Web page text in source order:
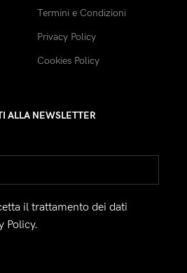
Termini e Condizioni
Privacy Policy
Cookies Policy
ALLA NEWSLETTER
il trattamento dei dati
Policy.